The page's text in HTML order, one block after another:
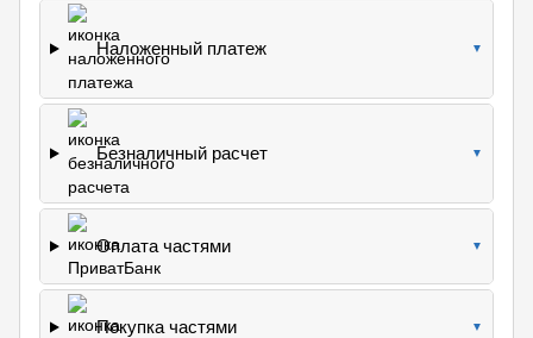
Наложенный платеж ▼
Безналичный расчет ▼
Оплата частями ▼
Покупка частями ▼